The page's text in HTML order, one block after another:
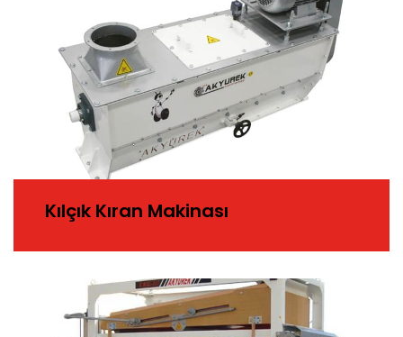
Kılçık Kıran Makinası